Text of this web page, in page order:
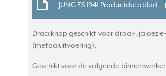
JUNG ES 1941 Productdatablad
Draaiknop geschikt voor draai-,
(metaaluitvoering).
Geschikt voor de volgende